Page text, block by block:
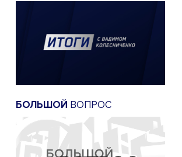
БОЛЬШОЙ ВОПРОС